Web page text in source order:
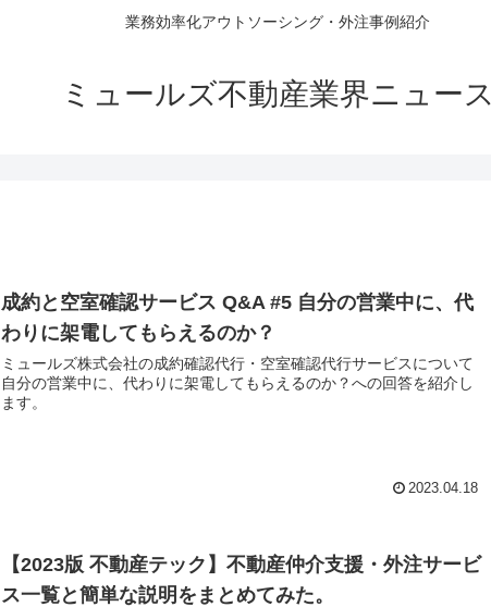
業務効率化アウトソーシング・外注事例紹介
ミュールズ不動産業界ニュース
成約と空室確認サービス Q&A #5 自分の営業中に、代
わりに架電してもらえるのか？
ミュールズ株式会社の成約確認代行・空室確認代行サービスについて
自分の営業中に、代わりに架電してもらえるのか？への回答を紹介し
ます。
2023.04.18
【2023版 不動産テック】不動産仲介支援・外注サービ
ス一覧と簡単な説明をまとめてみた。